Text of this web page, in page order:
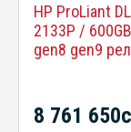
HP ProLiant
2133P /
gen8 gen9
8 761